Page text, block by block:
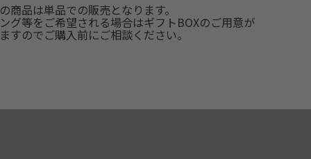
商品は単品での販売となります。
グ等をご希望される場合はギフトBOXのご用意が
すのでご購入前にご相談ください。